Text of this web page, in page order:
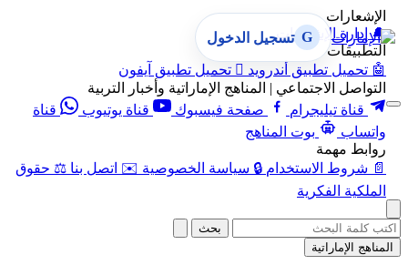
الإشعارات
🔔 إدارة الإشعارات
التطبيقات
🤖 تحميل تطبيق أندرويد  تحميل تطبيق آيفون
التواصل الاجتماعي | المناهج الإماراتية وأخبار التربية
قناة تيليجرام
صفحة فيسبوك قناة يوتيوب
قناة
واتساب
بوت المناهج
روابط مهمة
📄 شروط الاستخدام 🔒 سياسة الخصوصية ✉️ اتصل بنا ⚖️ حقوق
الملكية الفكرية
G تسجيل الدخول
بحث
المناهج الإماراتية